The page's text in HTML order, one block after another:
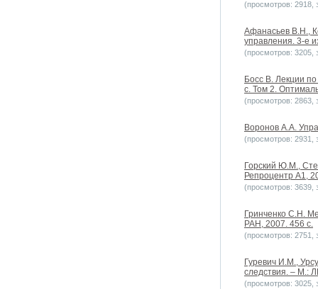
(просмотров: 2918,
Афанасьев В.Н.,
управления. 3-е
(просмотров: 3205,
Босс В. Лекции
с. Том 2.
(просмотров: 2863,
Воронов А.А.
(просмотров: 2931,
Горский Ю.М.,
Репроцентр А1,
(просмотров: 3639,
Гринченко С.Н.
РАН, 2007. 456 с.
(просмотров: 2751,
Гуревич И.М.,
следствия. – М.:
(просмотров: 3025,